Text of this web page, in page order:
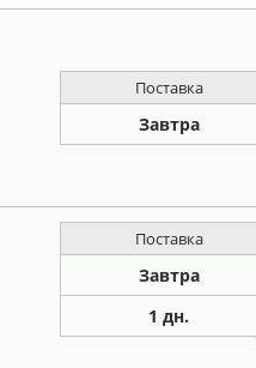
Поставка
Завтра
Поставка
Завтра
1 дн.